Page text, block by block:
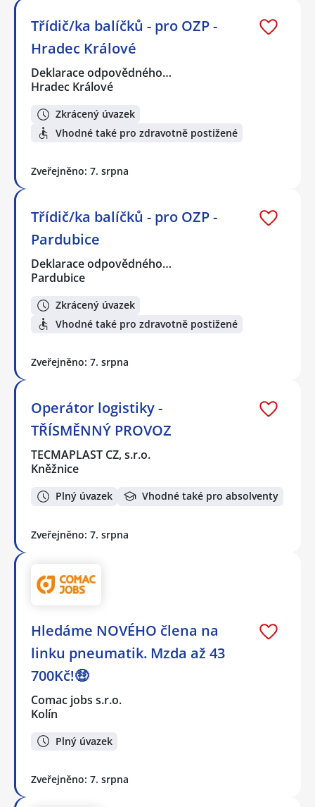
Třídič/ka balíčků - pro OZP -
Hradec Králové
Deklarace odpovědného…
Hradec Králové
Zkrácený úvazek
Vhodné také pro zdravotně postižené
Zveřejněno: 7. srpna
Třídič/ka balíčků - pro OZP -
Pardubice
Deklarace odpovědného…
Pardubice
Zkrácený úvazek
Vhodné také pro zdravotně postižené
Zveřejněno: 7. srpna
Operátor logistiky -
TŘÍSMĚNNÝ PROVOZ
TECMAPLAST CZ, s.r.o.
Kněžnice
Plný úvazek Vhodné také pro absolventy
Zveřejněno: 7. srpna
Hledáme NOVÉHO člena na
linku pneumatik. Mzda až 43
700Kč!🤑
Comac jobs s.r.o.
Kolín
Plný úvazek
Zveřejněno: 7. srpna